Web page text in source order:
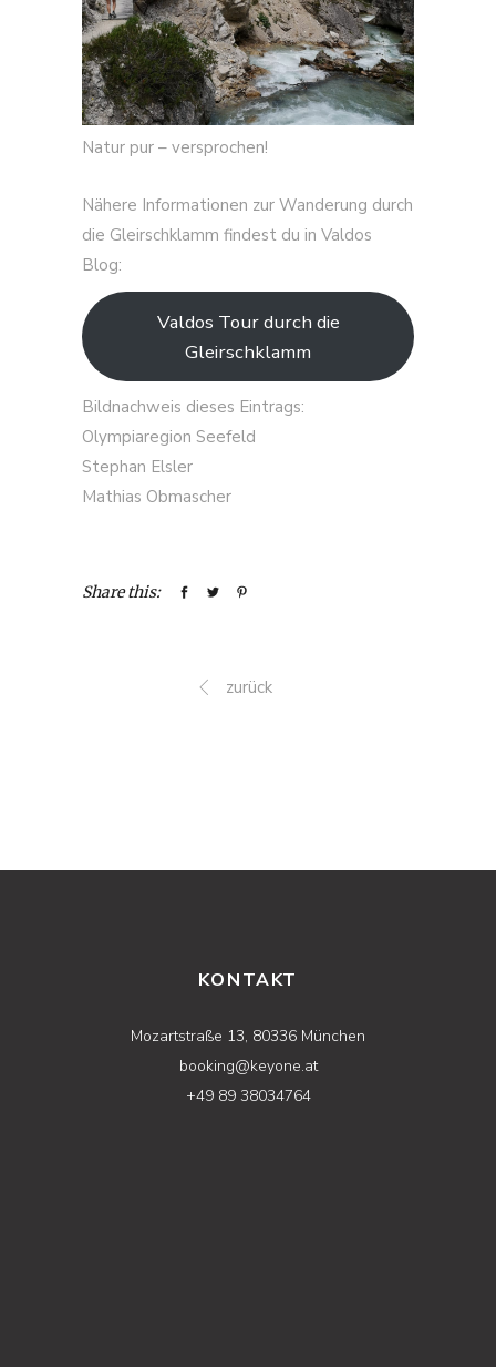
Natur pur – versprochen!
Nähere Informationen zur Wanderung durch
die Gleirschklamm findest du in Valdos
Blog:
Valdos Tour durch die
Gleirschklamm
Bildnachweis dieses Eintrags:
Olympiaregion Seefeld
Stephan Elsler
Mathias Obmascher
Share this:
zurück
KONTAKT
Mozartstraße 13, 80336 München
booking@keyone.at
+49 89 38034764